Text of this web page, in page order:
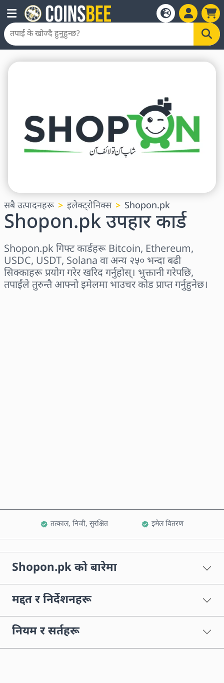
सबै उत्पादनहरू इलेक्ट्रोनिक्स Shopon.pk
Shopon.pk उपहार कार्ड
Shopon.pk गिफ्ट कार्डहरू Bitcoin, Ethereum,
USDC, USDT, Solana वा अन्य २५० भन्दा बढी
सिक्काहरू प्रयोग गरेर खरिद गर्नुहोस्। भुक्तानी गरेपछि,
तपाईंले तुरुन्तै आफ्नो इमेलमा भाउचर कोड प्राप्त गर्नुहुनेछ।
तत्काल, निजी, सुरक्षित इमेल वितरण
Shopon.pk को बारेमा
मद्दत र निर्देशनहरू
नियम र सर्तहरू